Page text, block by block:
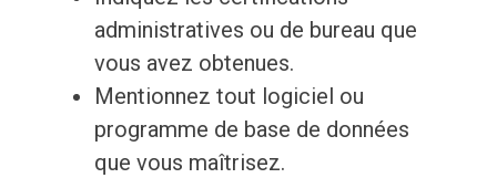
administratives ou de bureau que
vous avez obtenues.
Mentionnez tout logiciel ou
programme de base de données
que vous maîtrisez.